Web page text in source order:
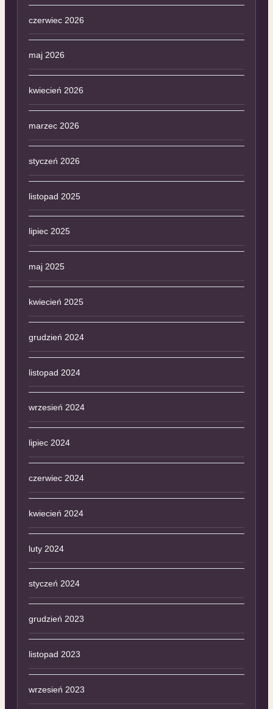
czerwiec 2026
maj 2026
kwiecień 2026
marzec 2026
styczeń 2026
listopad 2025
lipiec 2025
maj 2025
kwiecień 2025
grudzień 2024
listopad 2024
wrzesień 2024
lipiec 2024
czerwiec 2024
kwiecień 2024
luty 2024
styczeń 2024
grudzień 2023
listopad 2023
wrzesień 2023